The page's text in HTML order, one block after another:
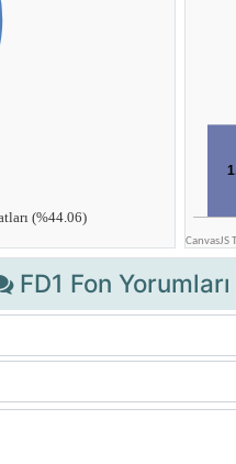
FD1 Fon Yorumları